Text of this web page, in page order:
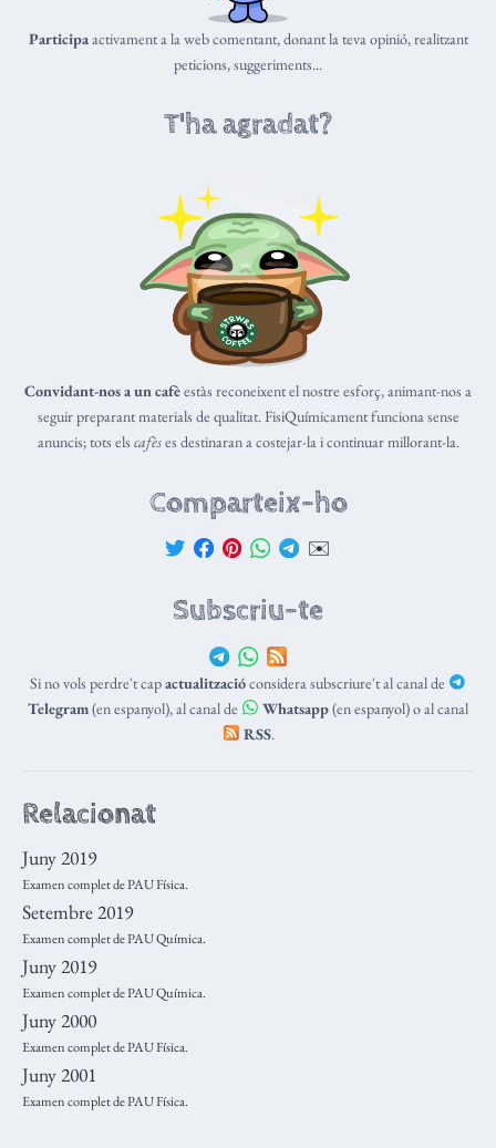
Participaactivament a la web comentant, donant la teva opinió, realitzant
peticions, suggeriments...
T'ha agradat?
Convidant-nos a un cafèestàs reconeixent el nostre esforç, animant-nos a
seguir preparant materials de qualitat. FisiQuímicament funciona sense
anuncis; tots els cafèses destinaran a costejar-la i continuar millorant-la.
Comparteix-ho
✉️
Subscriu-te
Si no vols perdre't capactualitzacióconsidera subscriure't al canal de
Telegram(en espanyol), al canal de Whatsapp(en espanyol) o al canal
RSS.
Relacionat
Juny 2019
Examen complet de PAU Física.
Setembre 2019
Examen complet de PAU Química.
Juny 2019
Examen complet de PAU Química.
Juny 2000
Examen complet de PAU Física.
Juny 2001
Examen complet de PAU Física.